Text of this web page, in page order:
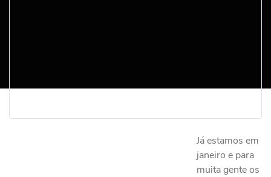
Já estamos em
janeiro e para
muita gente os